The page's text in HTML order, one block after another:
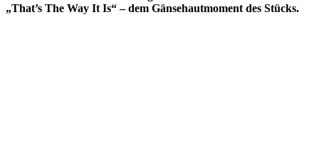
„That’s The Way It Is“ – dem Gänsehautmoment des Stücks.